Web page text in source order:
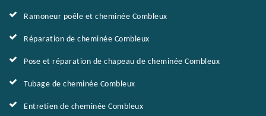
Ramoneur poêle et cheminée Combleux
Réparation de cheminée Combleux
Pose et réparation de chapeau de cheminée Combleux
Tubage de cheminée Combleux
Entretien de cheminée Combleux